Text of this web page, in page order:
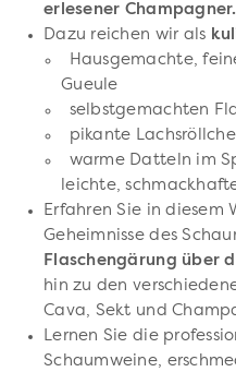
erlesener Champagner.
Dazu reichen wir als
Hausgemachte,
Gueule
selbstgemachten
pikante
warme Datteln im
leichte,
Erfahren Sie in diesem
Geheimnisse des
Flaschengärung über
hin zu den
Cava, Sekt und
Lernen Sie die
Schaumweine,